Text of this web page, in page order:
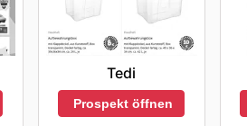
Tedi
Prospekt öffnen